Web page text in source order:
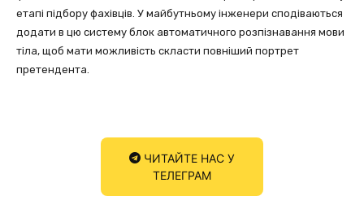
етапі підбору фахівців. У майбутньому інженери сподіваються
додати в цю систему блок автоматичного розпізнавання мови
тіла, щоб мати можливість скласти повніший портрет
претендента.
ЧИТАЙТЕ НАС У
ТЕЛЕГРАМ